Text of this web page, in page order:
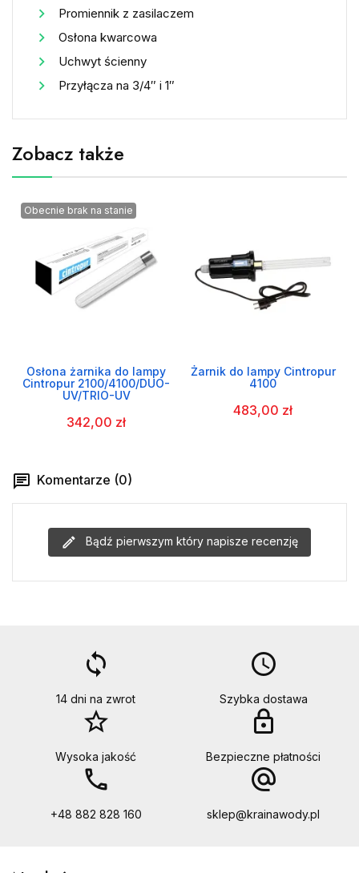
Promiennik z zasilaczem
Osłona kwarcowa
Uchwyt ścienny
Przyłącza na 3/4″ i 1″
Zobacz także
Obecnie brak na stanie
Osłona żarnika do lampy
Cintropur 2100/4100/DUO-
UV/TRIO-UV
342,00 zł
Żarnik do lampy Cintropur
4100
483,00 zł
Komentarze (0)
Bądź pierwszym który napisze recenzję
loop
14 dni na zwrot
access_time
Szybka dostawa
star_border
Wysoka jakość
lock
Bezpieczne płatności
call
+48 882 828 160
alternate_email
sklep@krainawody.pl